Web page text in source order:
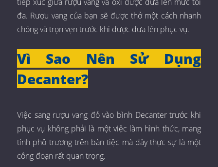
đa. Rượu vang của bạn sẽ được thở một cách nhanh
chóng và trọn vẹn trước khi được đưa lên phục vụ.
Vì Sao Nên Sử Dụng
Decanter?
Việc sang rượu vang đỏ vào bình Decanter trước khi
phục vụ không phải là một việc làm hình thức, mang
tính phô trương trên bàn tiệc mà đây thực sự là một
công đoạn rất quan trọng.